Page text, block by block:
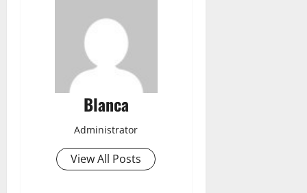
Blanca
Administrator
View All Posts